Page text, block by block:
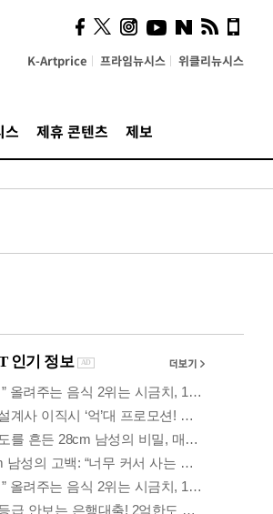
K-Artprice 프라임뉴시스 위클리뉴시스
스 제휴 콘텐츠 제보
시, 스마트폰 액세서리에
NFC 더했다